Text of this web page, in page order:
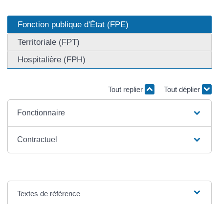
Fonction publique d'État (FPE)
Territoriale (FPT)
Hospitalière (FPH)
Tout replier Tout déplier
Fonctionnaire
Contractuel
Textes de référence